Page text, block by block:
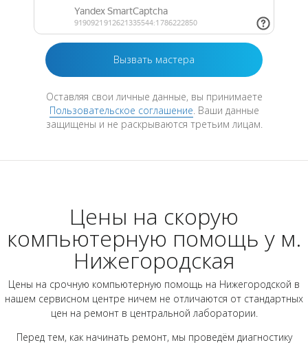
Оставляя свои личные данные, вы принимаете
Пользовательское соглашение. Ваши данные
защищены и не раскрываются третьим лицам.
Цены на скорую
компьютерную помощь у м.
Нижегородская
Цены на срочную компьютерную помощь на Нижегородской в
нашем сервисном центре ничем не отличаются от стандартных
цен на ремонт в центральной лаборатории.
Перед тем, как начинать ремонт, мы проведём диагностику